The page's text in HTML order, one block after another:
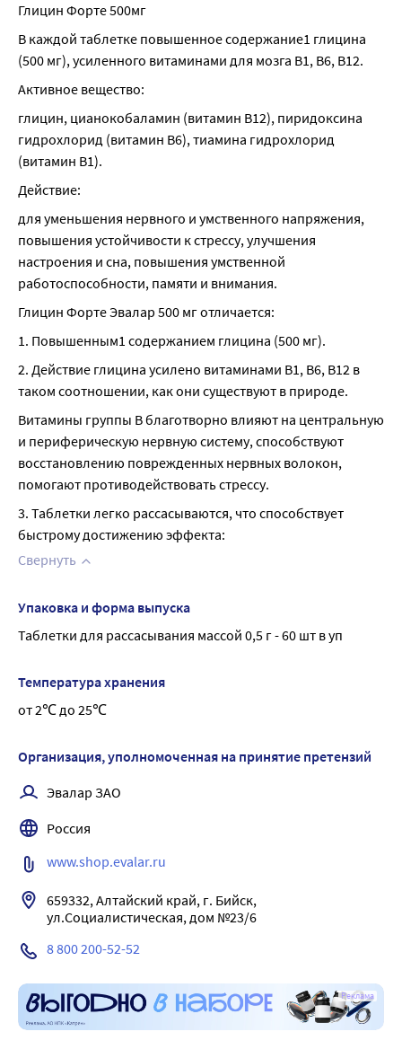
Глицин Форте 500мг
В каждой таблетке повышенное содержание1 глицина
(500 мг), усиленного витаминами для мозга В1, В6, В12.
Активное вещество:
глицин, цианокобаламин (витамин В12), пиридоксина
гидрохлорид (витамин В6), тиамина гидрохлорид
(витамин В1).
Действие:
для уменьшения нервного и умственного напряжения,
повышения устойчивости к стрессу, улучшения
настроения и сна, повышения умственной
работоспособности, памяти и внимания.
Глицин Форте Эвалар 500 мг отличается:
1. Повышенным1 содержанием глицина (500 мг).
2. Действие глицина усилено витаминами B1, B6, B12 в
таком соотношении, как они существуют в природе.
Витамины группы В благотворно влияют на центральную
и периферическую нервную систему, способствуют
восстановлению поврежденных нервных волокон,
помогают противодействовать стрессу.
3. Таблетки легко рассасываются, что способствует
быстрому достижению эффекта:
Свернуть
Упаковка и форма выпуска
Таблетки для рассасывания массой 0,5 г - 60 шт в уп
Температура хранения
от 2℃ до 25℃
Организация, уполномоченная на принятие претензий
Эвалар ЗАО
Россия
www.shop.evalar.ru
659332, Алтайский край, г. Бийск,
ул.Социалистическая, дом №23/6
8 800 200-52-52
Реклама